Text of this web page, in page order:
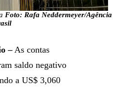
Foto: Rafa Neddermeyer/Agência
–As contas
saldo negativo
a US$ 3,060